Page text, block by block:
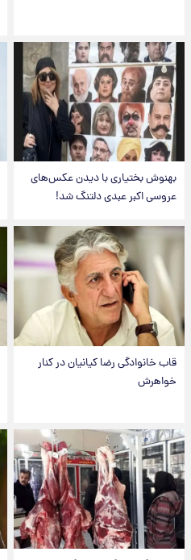
بهنوش بختیاری با دیدن عکس‌های
عروسی اکبر عبدی دلتنگ شد!
قاب خانوادگی رضا کیانیان در کنار
خواهرش